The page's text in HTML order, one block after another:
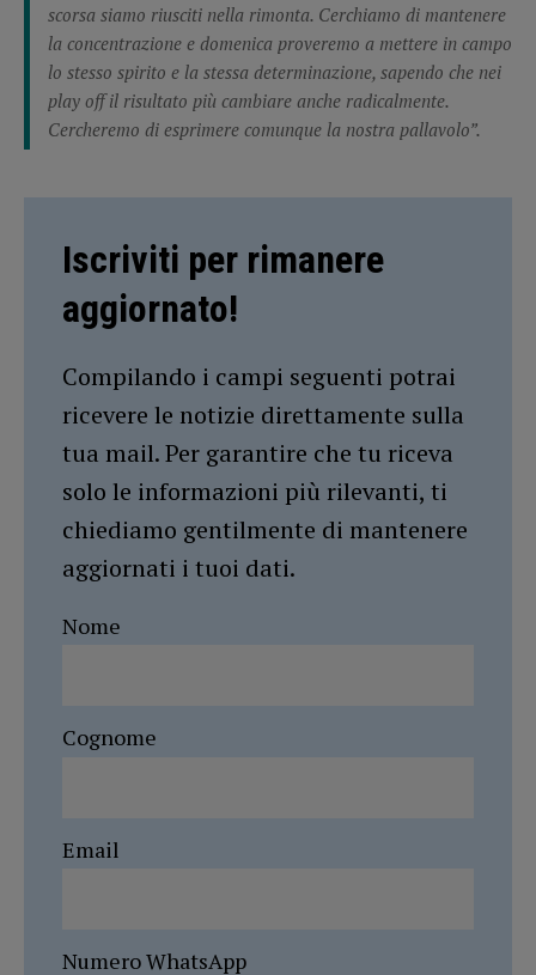
scorsa siamo riusciti nella rimonta. Cerchiamo di mantenere
la concentrazione e domenica proveremo a mettere in campo
lo stesso spirito e la stessa determinazione, sapendo che nei
play off il risultato più cambiare anche radicalmente.
Cercheremo di esprimere comunque la nostra pallavolo”.
Iscriviti per rimanere
aggiornato!
Compilando i campi seguenti potrai
ricevere le notizie direttamente sulla
tua mail. Per garantire che tu riceva
solo le informazioni più rilevanti, ti
chiediamo gentilmente di mantenere
aggiornati i tuoi dati.
Nome
Cognome
Email
Numero WhatsApp